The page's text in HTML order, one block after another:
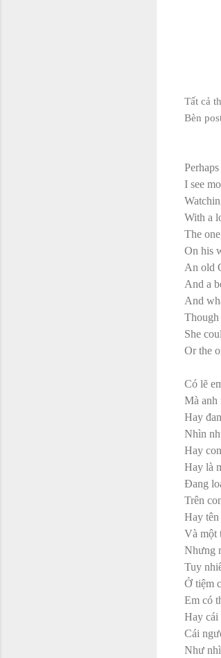
Tất cả
Bèn
I see
With a
The
On his
An old
And a
And
Though
She
Or the
Có lẽ
Mà anh
Hay
Nhìn
Hay
Hay là
Đang
Trên
Hay
Và một
Nhưng
Tuy
Ở tiệm
Em có
Hay cái
Cái
Như